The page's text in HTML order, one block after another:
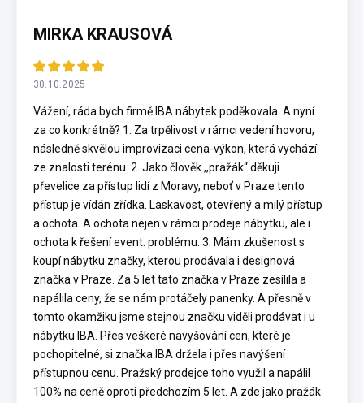
MIRKA KRAUSOVÁ
30.10.2025
Vážení, ráda bych firmě IBA nábytek poděkovala. A nyní
za co konkrétně? 1. Za trpělivost v rámci vedení hovoru,
následně skvělou improvizaci cena-výkon, která vychází
ze znalosti terénu. 2. Jako člověk ,,pražák“ děkuji
převelice za přístup lidí z Moravy, neboť v Praze tento
přístup je vídán zřídka. Laskavost, otevřený a milý přístup
a ochota. A ochota nejen v rámci prodeje nábytku, ale i
ochota k řešení event. problému. 3. Mám zkušenost s
koupí nábytku značky, kterou prodávala i designová
značka v Praze. Za 5 let tato značka v Praze zesílila a
napálila ceny, že se nám protáčely panenky. A přesně v
tomto okamžiku jsme stejnou značku viděli prodávat i u
nábytku IBA. Přes veškeré navyšování cen, které je
pochopitelné, si značka IBA držela i přes navýšení
přístupnou cenu. Pražský prodejce toho využil a napálil
100% na ceně oproti předchozím 5 let. A zde jako pražák